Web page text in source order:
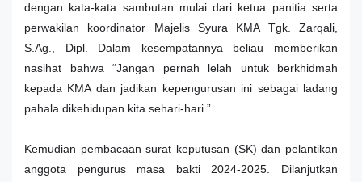
dengan kata-kata sambutan mulai dari ketua panitia serta
perwakilan koordinator Majelis Syura KMA Tgk. Zarqali,
S.Ag., Dipl. Dalam kesempatannya beliau memberikan
nasihat bahwa “Jangan pernah lelah untuk berkhidmah
kepada KMA dan jadikan kepengurusan ini sebagai ladang
pahala dikehidupan kita sehari-hari.”
Kemudian pembacaan surat keputusan (SK) dan pelantikan
anggota pengurus masa bakti 2024-2025. Dilanjutkan